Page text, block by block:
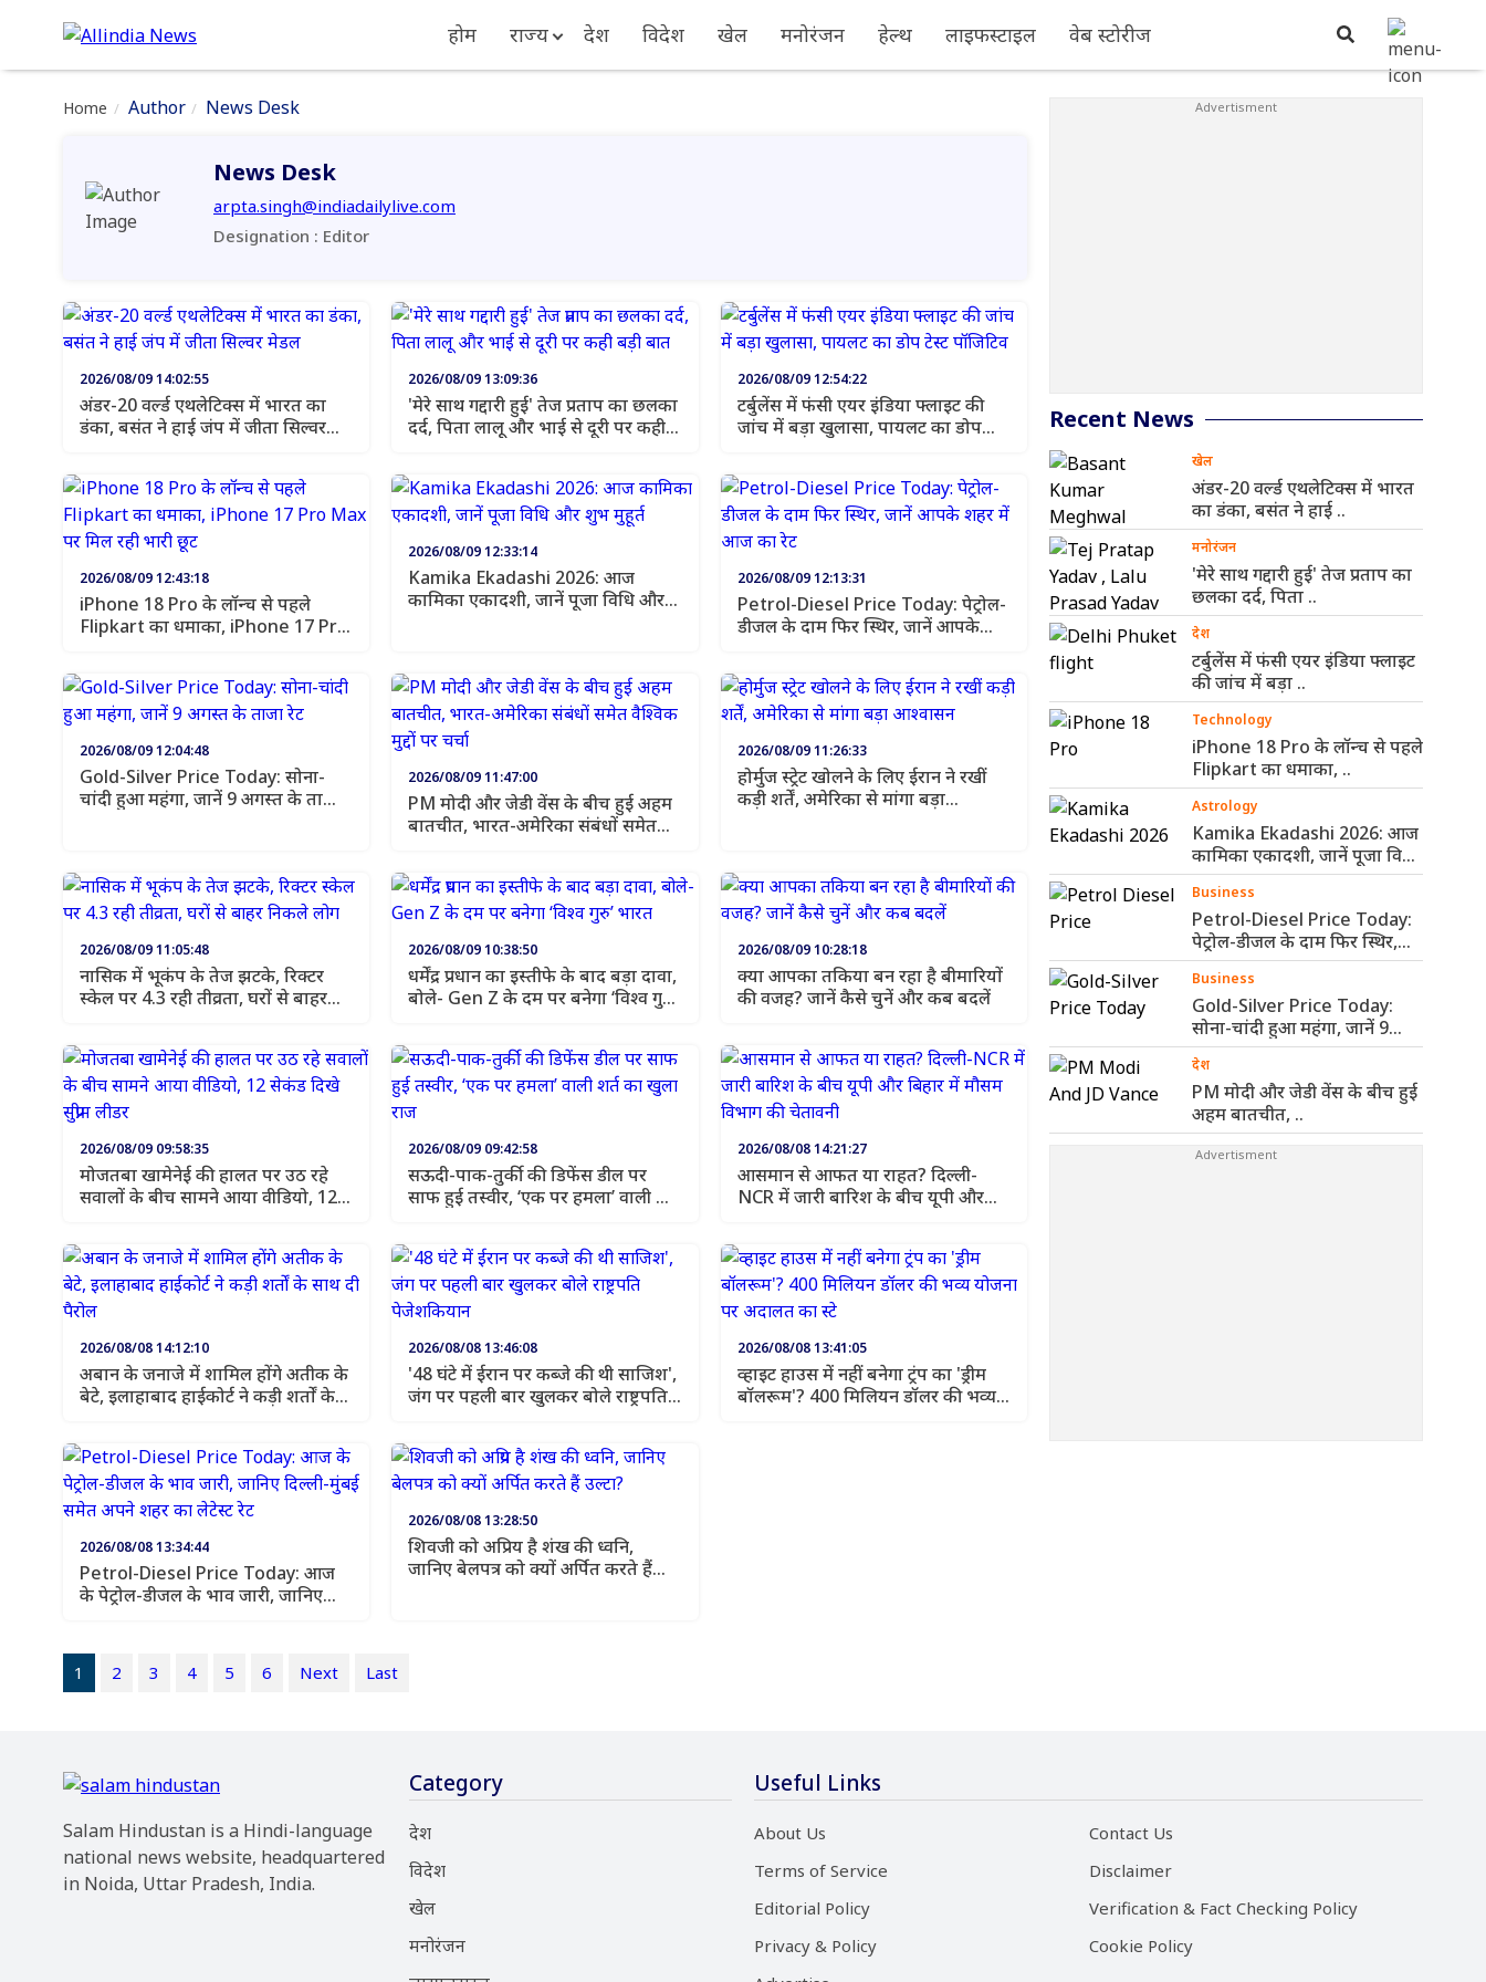
होम राज्य देश विदेश खेल मनोरंजन हेल्थ लाइफस्टाइल वेब स्टोरीज
Home Author News Desk
News Desk
arpta.singh@indiadailylive.com
Designation : Editor
2026/08/09 14:02:55
अंडर-20 वर्ल्ड एथलेटिक्स में भारत का
डंका, बसंत ने हाई जंप में जीता सिल्वर
2026/08/09 13:09:36
'मेरे साथ गद्दारी हुई' तेज प्रताप का छलका
दर्द, पिता लालू और भाई से दूरी पर कही
2026/08/09 12:54:22
टर्बुलेंस में फंसी एयर इंडिया फ्लाइट की
जांच में बड़ा खुलासा, पायलट का डोप
2026/08/09 12:43:18
iPhone 18 Pro के लॉन्च से पहले
Flipkart का धमाका, iPhone 17 Pro
2026/08/09 12:33:14
Kamika Ekadashi 2026: आज
कामिका एकादशी, जानें पूजा विधि और
2026/08/09 12:13:31
Petrol-Diesel Price Today: पेट्रोल-
डीजल के दाम फिर स्थिर, जानें आपके
2026/08/09 12:04:48
Gold-Silver Price Today: सोना-
चांदी हुआ महंगा, जानें 9 अगस्त के ताजा
2026/08/09 11:47:00
PM मोदी और जेडी वेंस के बीच हुई अहम
बातचीत, भारत-अमेरिका संबंधों समेत
2026/08/09 11:26:33
होर्मुज स्ट्रेट खोलने के लिए ईरान ने रखीं
कड़ी शर्तें, अमेरिका से मांगा बड़ा
2026/08/09 11:05:48
नासिक में भूकंप के तेज झटके, रिक्टर
स्केल पर 4.3 रही तीव्रता, घरों से बाहर
2026/08/09 10:38:50
धर्मेंद्र प्रधान का इस्तीफे के बाद बड़ा दावा,
बोले- Gen Z के दम पर बनेगा ‘विश्व गुरु’
2026/08/09 10:28:18
क्या आपका तकिया बन रहा है बीमारियों
की वजह? जानें कैसे चुनें और कब बदलें
2026/08/09 09:58:35
मोजतबा खामेनेई की हालत पर उठ रहे
सवालों के बीच सामने आया वीडियो, 12
2026/08/09 09:42:58
सऊदी-पाक-तुर्की की डिफेंस डील पर
साफ हुई तस्वीर, ‘एक पर हमला’ वाली शर्त
2026/08/08 14:21:27
आसमान से आफत या राहत? दिल्ली-
NCR में जारी बारिश के बीच यूपी और
2026/08/08 14:12:10
अबान के जनाजे में शामिल होंगे अतीक के
बेटे, इलाहाबाद हाईकोर्ट ने कड़ी शर्तों के
2026/08/08 13:46:08
'48 घंटे में ईरान पर कब्जे की थी साजिश',
जंग पर पहली बार खुलकर बोले राष्ट्रपति
2026/08/08 13:41:05
व्हाइट हाउस में नहीं बनेगा ट्रंप का 'ड्रीम
बॉलरूम'? 400 मिलियन डॉलर की भव्य
2026/08/08 13:34:44
Petrol-Diesel Price Today: आज
के पेट्रोल-डीजल के भाव जारी, जानिए
2026/08/08 13:28:50
शिवजी को अप्रिय है शंख की ध्वनि,
जानिए बेलपत्र को क्यों अर्पित करते हैं
1 2 3 4 5 6 Next Last
Recent News
खेल
अंडर-20 वर्ल्ड एथलेटिक्स में भारत
का डंका, बसंत ने हाई ..
मनोरंजन
'मेरे साथ गद्दारी हुई' तेज प्रताप का
छलका दर्द, पिता ..
देश
टर्बुलेंस में फंसी एयर इंडिया फ्लाइट
की जांच में बड़ा ..
Technology
iPhone 18 Pro के लॉन्च से पहले
Flipkart का धमाका, ..
Astrology
Kamika Ekadashi 2026: आज
कामिका एकादशी, जानें पूजा विधि
और ..
Business
Petrol-Diesel Price Today:
पेट्रोल-डीजल के दाम फिर स्थिर,
जानें आपके ..
Business
Gold-Silver Price Today:
सोना-चांदी हुआ महंगा, जानें 9
अगस्त के ..
देश
PM मोदी और जेडी वेंस के बीच हुई
अहम बातचीत, ..
Salam Hindustan is a Hindi-language
national news website, headquartered
in Noida, Uttar Pradesh, India.
Category
देश
विदेश
खेल
मनोरंजन
Useful Links
About Us
Contact Us
Terms of Service
Disclaimer
Editorial Policy
Verification & Fact Checking Policy
Privacy & Policy
Cookie Policy